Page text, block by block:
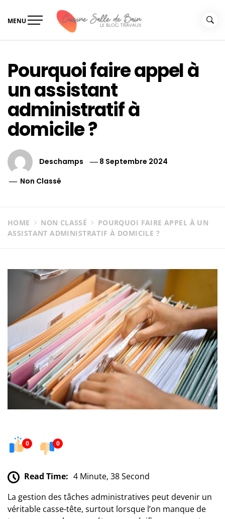
MENU
Pourquoi faire appel à
un assistant
administratif à
domicile ?
Deschamps
8 Septembre 2024
Non Classé
HOME NON CLASSÉ
POURQUOI FAIRE APPEL À UN
ASSISTANT ADMINISTRATIF À DOMICILE ?
0 0
Read Time: 4 Minute, 38 Second
La gestion des tâches administratives peut devenir un
véritable casse-tête, surtout lorsque l’on manque de